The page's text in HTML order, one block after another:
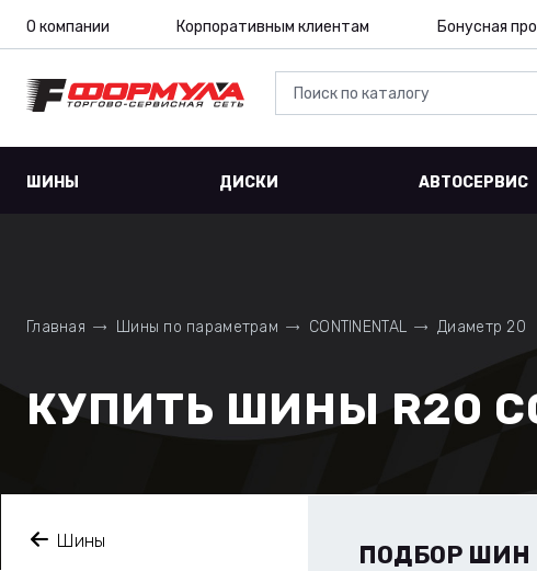
О компании Корпоративным клиентам Бонусная
ШИНЫ ДИСКИ АВТОСЕРВИС
Главная Шины по параметрам CONTINENTAL Диаметр 20
КУПИТЬ ШИНЫ R20
Шины ПОДБОР ШИН